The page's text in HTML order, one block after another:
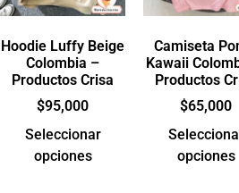
Hoodie Luffy Beige
Colombia –
Productos Crisa
$95,000
Seleccionar
opciones
Camiseta
Kawaii
Productos
$65,000
opciones